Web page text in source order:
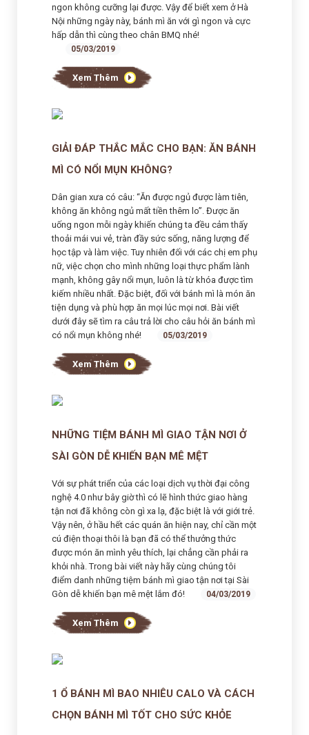
ngon không cưỡng lại được. Vậy để biết xem ở Hà
Nội những ngày này, bánh mì ăn với gì ngon và cực
hấp dẫn thì cùng theo chân BMQ nhé!
05/03/2019
Xem Thêm
GIẢI ĐÁP THẮC MẮC CHO BẠN: ĂN BÁNH
MÌ CÓ NỔI MỤN KHÔNG?
Dân gian xưa có câu: “Ăn được ngủ được làm tiên,
không ăn không ngủ mất tiền thêm lo”. Được ăn
uống ngon mỗi ngày khiến chúng ta đều cảm thấy
thoải mái vui vẻ, tràn đầy sức sống, năng lượng để
học tập và làm việc. Tuy nhiên đối với các chị em phụ
nữ, việc chọn cho mình những loại thực phẩm lành
mạnh, không gây nổi mụn, luôn là từ khóa được tìm
kiếm nhiều nhất. Đặc biệt, đối với bánh mì là món ăn
tiện dụng và phù hợp ăn mọi lúc mọi nơi. Bài viết
dưới đây sẽ tìm ra câu trả lời cho câu hỏi ăn bánh mì
có nổi mụn không nhé!
05/03/2019
Xem Thêm
NHỮNG TIỆM BÁNH MÌ GIAO TẬN NƠI Ở
SÀI GÒN DỄ KHIẾN BẠN MÊ MỆT
Với sự phát triển của các loại dịch vụ thời đại công
nghệ 4.0 như bây giờ thì có lẽ hình thức giao hàng
tận nơi đã không còn gì xa lạ, đặc biệt là với giới trẻ.
Vậy nên, ở hầu hết các quán ăn hiện nay, chỉ cần một
cú điện thoại thôi là bạn đã có thể thưởng thức
được món ăn mình yêu thích, lại chẳng cần phải ra
khỏi nhà. Trong bài viết này hãy cùng chúng tôi
điểm danh những tiệm bánh mì giao tận nơi tại Sài
Gòn dễ khiến bạn mê mệt lắm đó!
04/03/2019
Xem Thêm
1 Ổ BÁNH MÌ BAO NHIÊU CALO VÀ CÁCH
CHỌN BÁNH MÌ TỐT CHO SỨC KHỎE